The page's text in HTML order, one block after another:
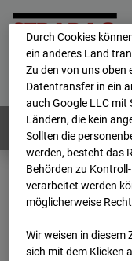
Home E-Mail
Deutsch / English
Webcams:
Home
BC-170 BV-
2025
04
Durch Cookies
ein anderes Land
Zu den von uns oben
Datentransfer in ein
auch Google LLC mit
Ländern, die kein
Sollten die
werden, besteht das
Behörden zu
verarbeitet werden
möglicherweise
Wir weisen in diesem
sich mit dem Klicken